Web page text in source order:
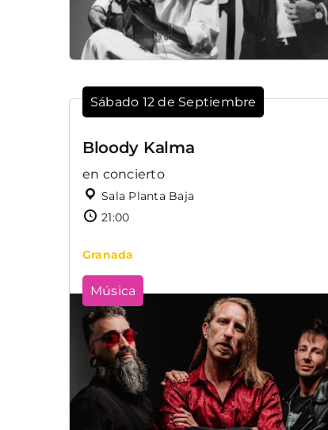
Sábado 12 de Septiembre
Bloody Kalma
en concierto
Sala Planta Baja
21:00
Granada
Música